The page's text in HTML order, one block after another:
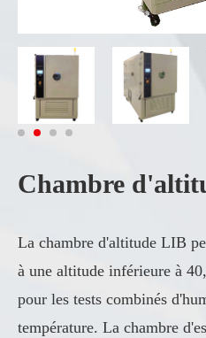
Chambre
La chambre d'altitude LIB
à une altitude inférieure à
pour les tests combinés
température. La chambre